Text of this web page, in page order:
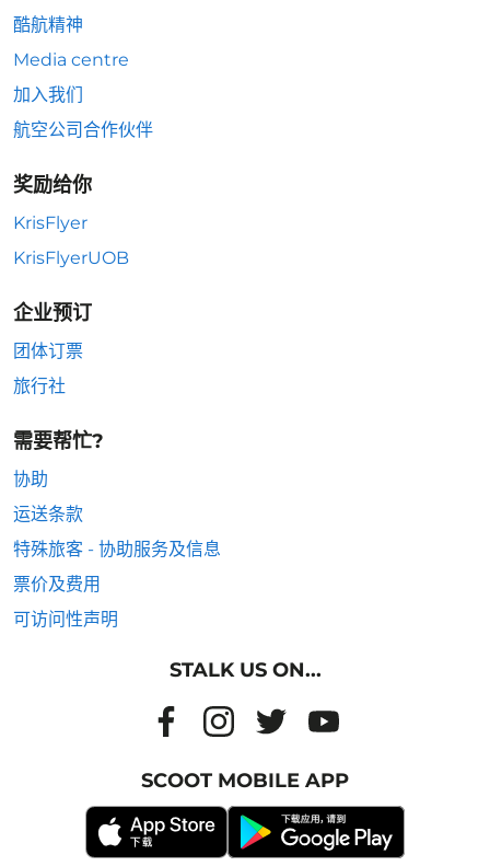
酷航精神
Media centre
加入我们
航空公司合作伙伴
奖励给你
KrisFlyer
KrisFlyerUOB
企业预订
团体订票
旅行社
需要帮忙?
协助
运送条款
特殊旅客 - 协助服务及信息
票价及费用
可访问性声明
STALK US ON...
SCOOT MOBILE APP